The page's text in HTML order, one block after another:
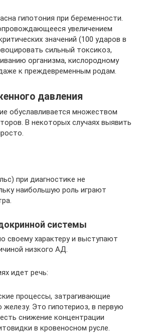
гипотония при беременности.
увеличением
значений (100 ударов в
сильный токсикоз,
организма, кислородному
к преждевременным родам.
давления
обуславливается множеством
В некоторых случаях выявить
при диагностике не
наибольшую роль играют
системы
своему характеру и выступают
низкого АД.
идет речь:
процессы, затрагивающие
Это гипотериоз, в первую
снижение концентрации
в кровеносном русле.